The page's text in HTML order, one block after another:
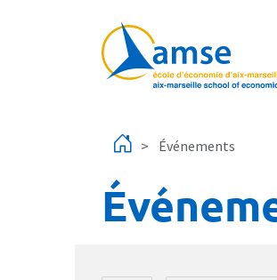
Événements